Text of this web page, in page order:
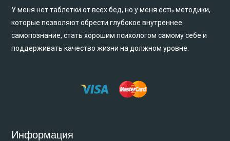
У меня нет таблетки от всех бед, но у меня есть методики,
которые позволяют обрести глубокое внутреннее
самопознание, стать хорошим психологом самому себе и
поддерживать качество жизни на должном уровне.
Информация